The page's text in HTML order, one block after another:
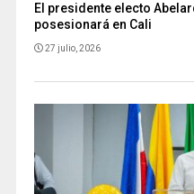
El presidente electo
posesionará en Cali
27 julio, 2026